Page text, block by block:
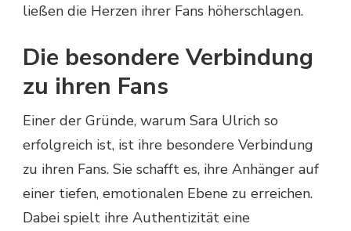
ließen die Herzen ihrer Fans höherschlagen.
Die besondere Verbindung
zu ihren Fans
Einer der Gründe, warum Sara Ulrich so
erfolgreich ist, ist ihre besondere Verbindung
zu ihren Fans. Sie schafft es, ihre Anhänger auf
einer tiefen, emotionalen Ebene zu erreichen.
Dabei spielt ihre Authentizität eine